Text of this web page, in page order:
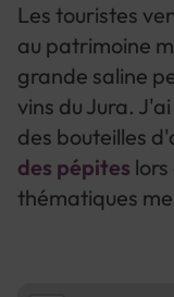
Les touristes
au patrimoine
grande saline
vins du Jura.
des bouteilles
des pépites
thématiques